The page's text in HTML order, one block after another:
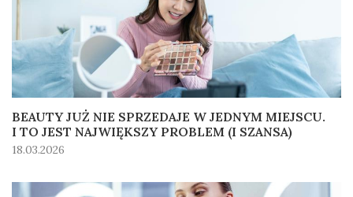
BEAUTY JUŻ NIE SPRZEDAJE W JEDNYM MIEJSCU.
I TO JEST NAJWIĘKSZY PROBLEM (I SZANSA)
18.03.2026